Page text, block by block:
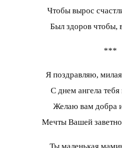
Чтобы вырос
Был здоров чтобы,
***
Я поздравляю,
С днем ангела
Желаю вам добра
Мечты Вашей